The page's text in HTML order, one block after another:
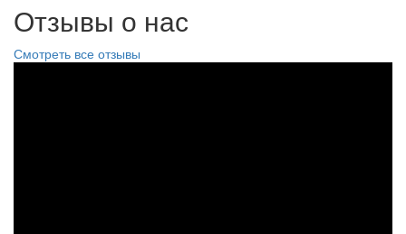
Отзывы о нас
Смотреть все отзывы